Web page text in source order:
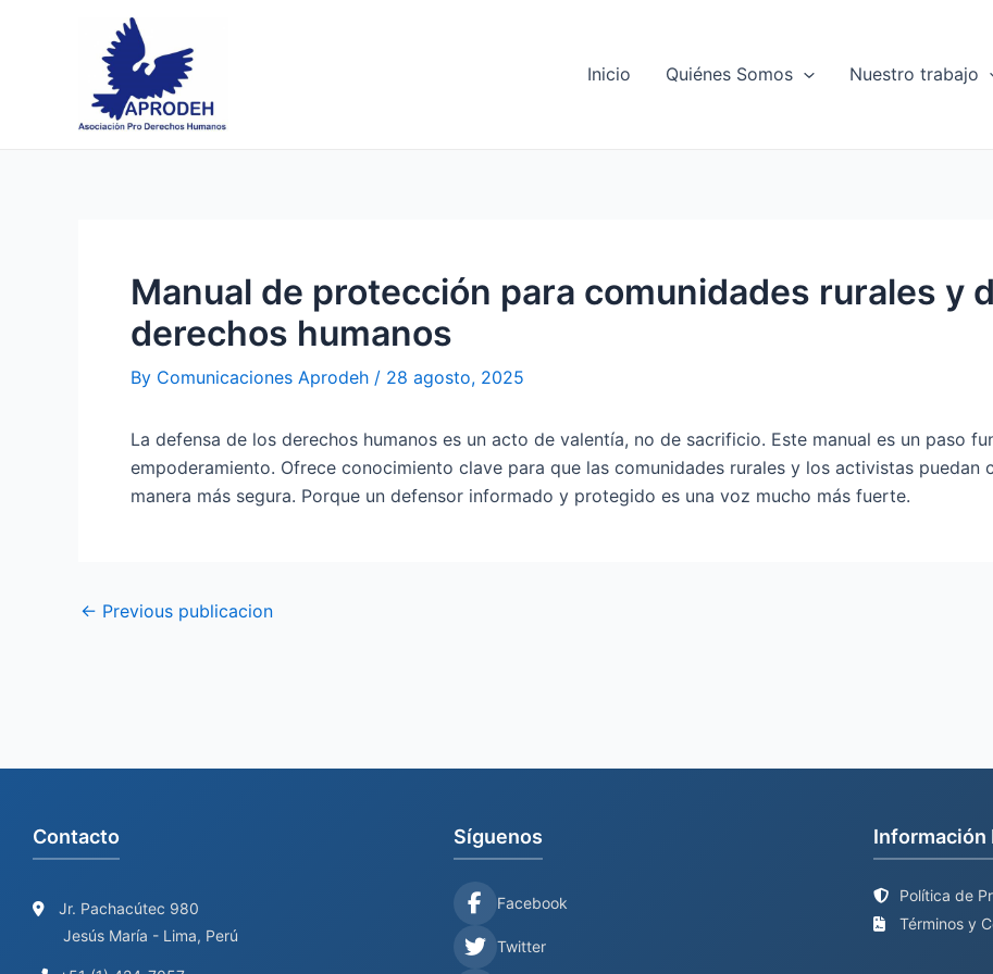
Inicio Quiénes Somos Nuestro trabajo
Manual de protección para comunidades rurales y
derechos humanos
By Comunicaciones Aprodeh / 28 agosto, 2025
La defensa de los derechos humanos es un acto de valentía, no de sacrificio. Este manual es un paso
empoderamiento. Ofrece conocimiento clave para que las comunidades rurales y los activistas puedan
manera más segura. Porque un defensor informado y protegido es una voz mucho más fuerte.
navigation
← Previous publicacion
Contacto
Jr. Pachacútec 980
Jesús María - Lima, Perú
Síguenos
Facebook
Twitter
Información
Política de
Términos y